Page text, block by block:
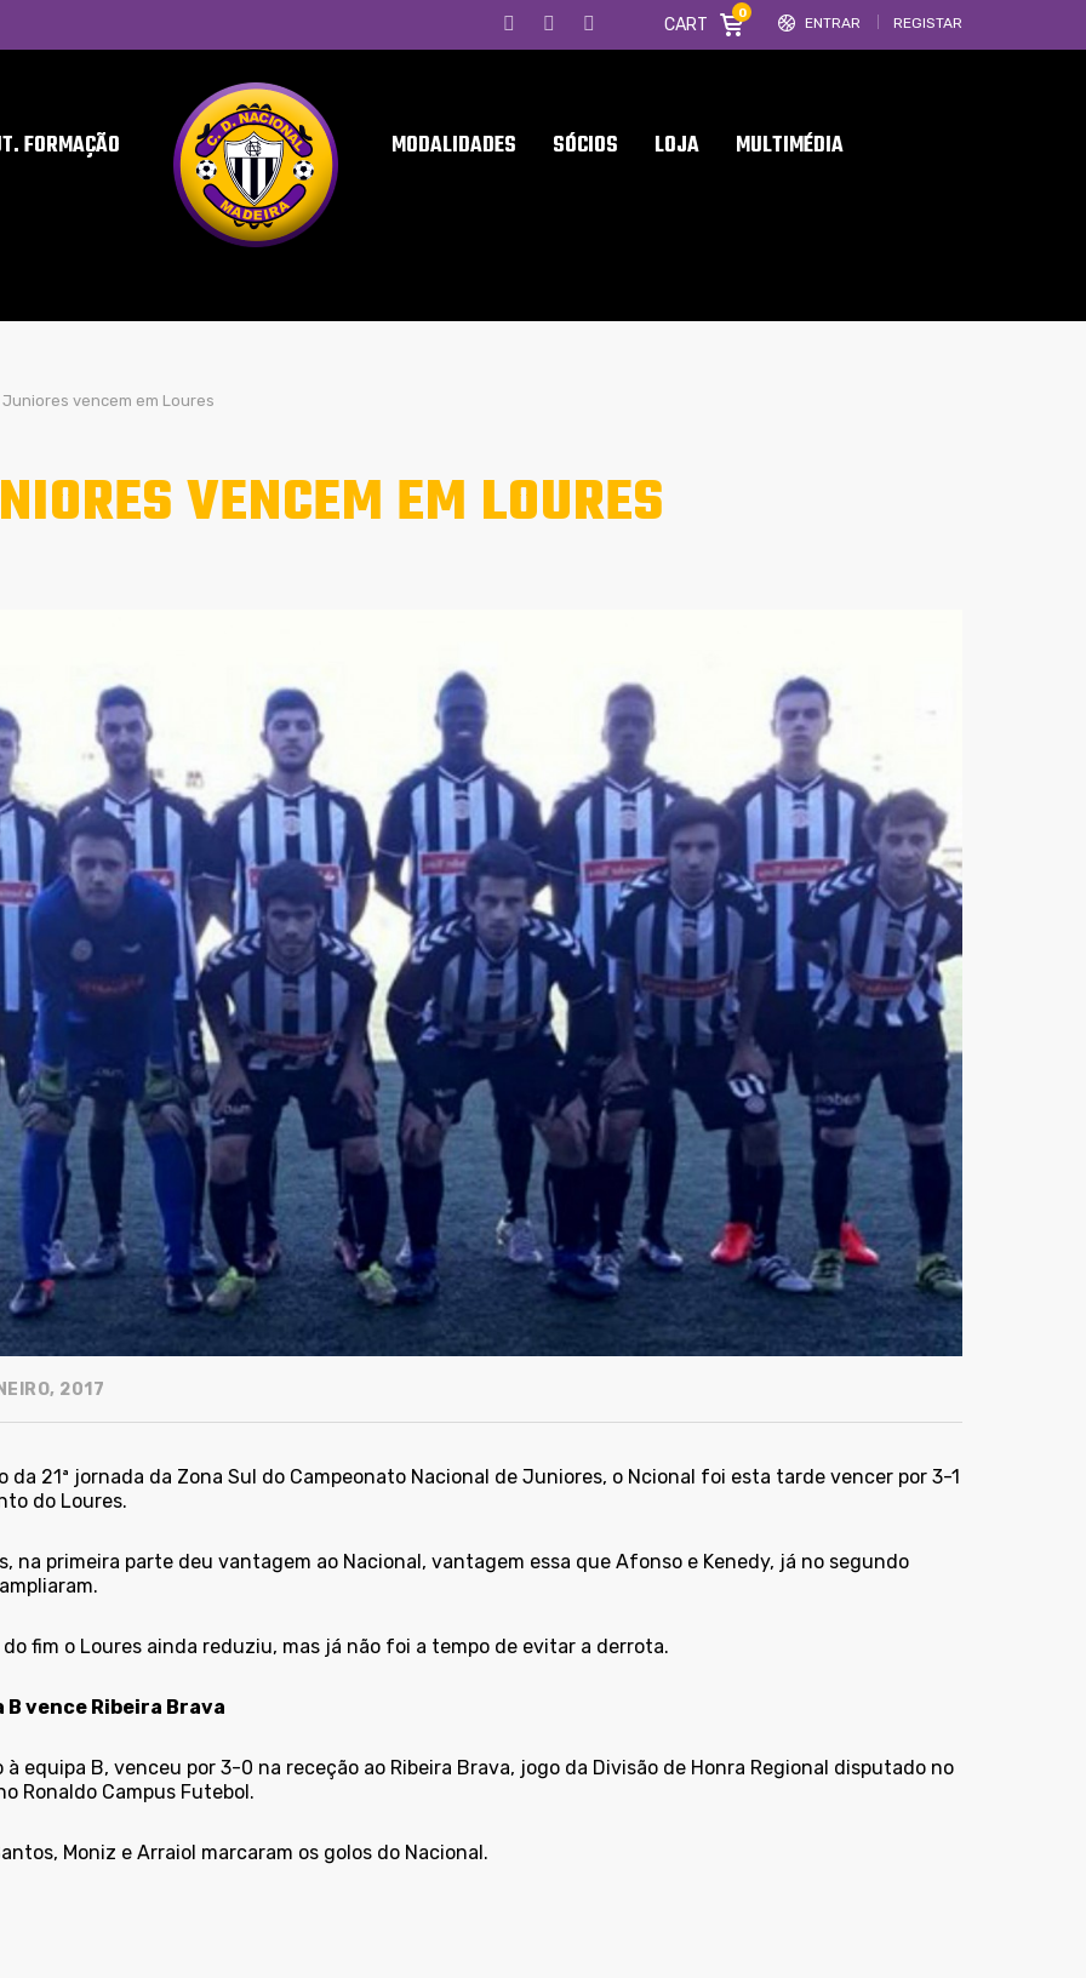
ENTRAR REGISTAR
CART
0
FORMAÇÃO MODALIDADES SÓCIOS LOJA MULTIMÉDIA
Juniores vencem em Loures
VENCEM EM LOURES
2017
da 21ª jornada da Zona Sul do Campeonato Nacional de Juniores, o Ncional foi esta tarde vencer por 3-1
do Loures.
na primeira parte deu vantagem ao Nacional, vantagem essa que Afonso e Kenedy, já no segundo
do fim o Loures ainda reduziu, mas já não foi a tempo de evitar a derrota.
B vence Ribeira Brava
à equipa B, venceu por 3-0 na receção ao Ribeira Brava, jogo da Divisão de Honra Regional disputado no
Ronaldo Campus Futebol.
Moniz e Arraiol marcaram os golos do Nacional.